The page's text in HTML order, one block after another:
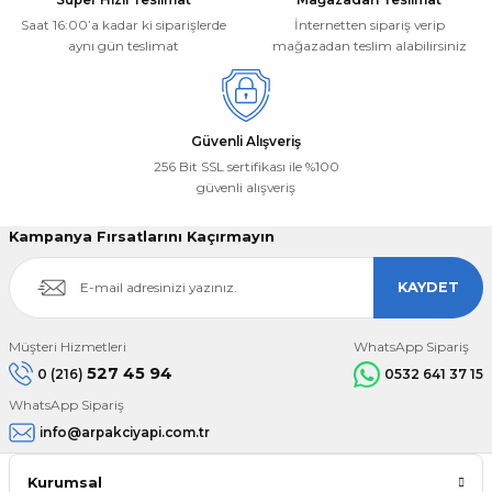
Saat 16:00’a kadar ki siparişlerde
aynı gün teslimat
İnternetten sipariş verip
mağazadan teslim alabilirsiniz
Güvenli Alışveriş
256 Bit SSL sertifikası ile %100
güvenli alışveriş
Kampanya Fırsatlarını Kaçırmayın
KAYDET
Müşteri Hizmetleri
0 (216) 527 45 94
WhatsApp Sipariş
0532 641 37 15
WhatsApp Sipariş
info@arpakciyapi.com.tr
Kurumsal